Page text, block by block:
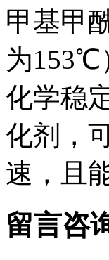
甲基甲
为153℃
化学稳
化剂，
速，且
留言咨